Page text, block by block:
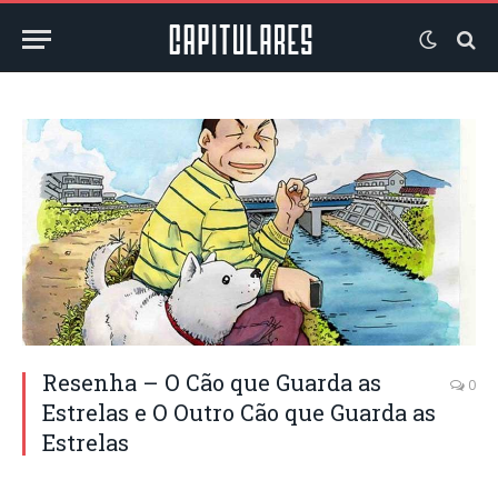
Resenha – O Cão que Guarda as
Estrelas e O Outro Cão que Guarda as
Estrelas
0